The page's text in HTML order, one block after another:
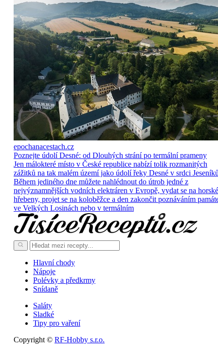
epochanacestach.cz
Poznejte údolí Desné: od Dlouhých strání po termální prameny
Jen málokteré místo v České republice nabízí tolik rozmanitých
zážitků na tak malém území jako údolí řeky Desné v srdci
Během jediného dne můžete nahlédnout do útrob jedné z
nejvýznamnějších vodních elektráren v Evropě, vydat se na horské
hřebeny, projet se na koloběžce a den zakončit poznáváním
ve Velkých Losinách nebo v termálním
Hlavní chody
Nápoje
Polévky a předkrmy
Snídaně
Saláty
Sladké
Tipy pro vaření
Copyright © RF-Hobby s.r.o.